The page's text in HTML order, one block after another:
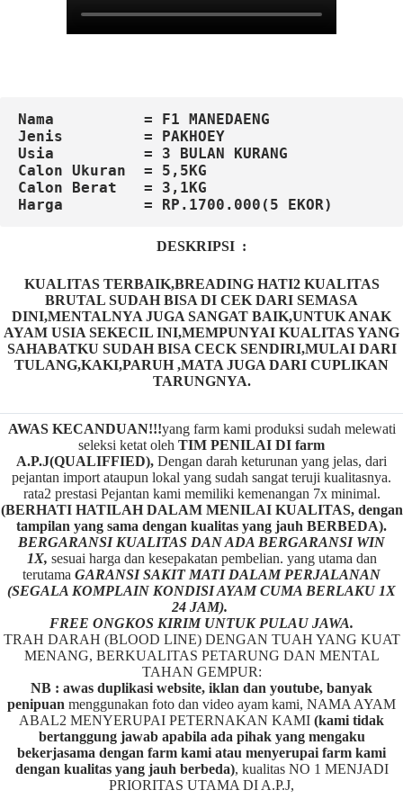
Nama          = F1 MANEDAENG
Jenis         = PAKHOEY
Usia          = 3 BULAN KURANG
Calon Ukuran  = 5,5KG
Calon Berat   = 3,1KG
DESKRIPSI :
KUALITAS TERBAIK,BREADING HATI2 KUALITAS
BRUTAL SUDAH BISA DI CEK DARI SEMASA
DINI,MENTALNYA JUGA SANGAT BAIK,UNTUK ANAK
AYAM USIA SEKECIL INI,MEMPUNYAI KUALITAS YANG
SAHABATKU SUDAH BISA CECK SENDIRI,MULAI DARI
TULANG,KAKI,PARUH ,MATA JUGA DARI CUPLIKAN
TARUNGNYA.
AWAS KECANDUAN!!!yang farm kami produksi sudah melewati
seleksi ketat oleh TIM PENILAI DI farm
A.P.J(QUALIFFIED), Dengan darah keturunan yang jelas, dari
pejantan import ataupun lokal yang sudah sangat teruji kualitasnya.
rata2 prestasi Pejantan kami memiliki kemenangan 7x minimal.
(BERHATI HATILAH DALAM MENILAI KUALITAS, dengan
tampilan yang sama dengan kualitas yang jauh BERBEDA).
BERGARANSI KUALITAS DAN ADA BERGARANSI WIN
1X, sesuai harga dan kesepakatan pembelian. yang utama dan
terutama GARANSI SAKIT MATI DALAM PERJALANAN
(SEGALA KOMPLAIN KONDISI AYAM CUMA BERLAKU 1X
24 JAM).
FREE ONGKOS KIRIM UNTUK PULAU JAWA.
TRAH DARAH (BLOOD LINE) DENGAN TUAH YANG KUAT
MENANG, BERKUALITAS PETARUNG DAN MENTAL
TAHAN GEMPUR:
NB : awas duplikasi website, iklan dan youtube, banyak
penipuan menggunakan foto dan video ayam kami, NAMA AYAM
ABAL2 MENYERUPAI PETERNAKAN KAMI (kami tidak
bertanggung jawab apabila ada pihak yang mengaku
bekerjasama dengan farm kami atau menyerupai farm kami
dengan kualitas yang jauh berbeda), kualitas NO 1 MENJADI
PRIORITAS UTAMA DI A.P.J,